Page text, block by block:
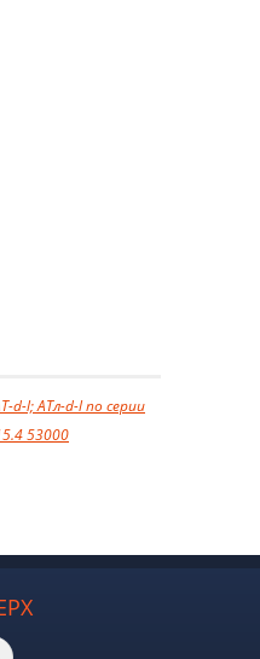
d-l; ATл-d-l по серии
53000